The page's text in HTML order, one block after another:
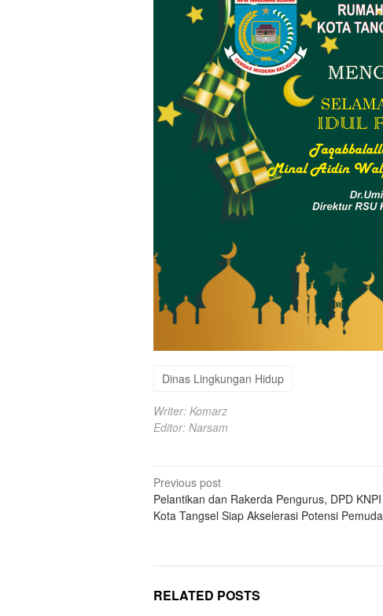
Dinas Lingkungan Hidup
Writer: Komarz
Editor: Narsam
Post
navigation
Previous post
Pelantikan dan Rakerda Pengurus, DPD KNPI
Kota Tangsel Siap Akselerasi Potensi Pemuda
RELATED POSTS